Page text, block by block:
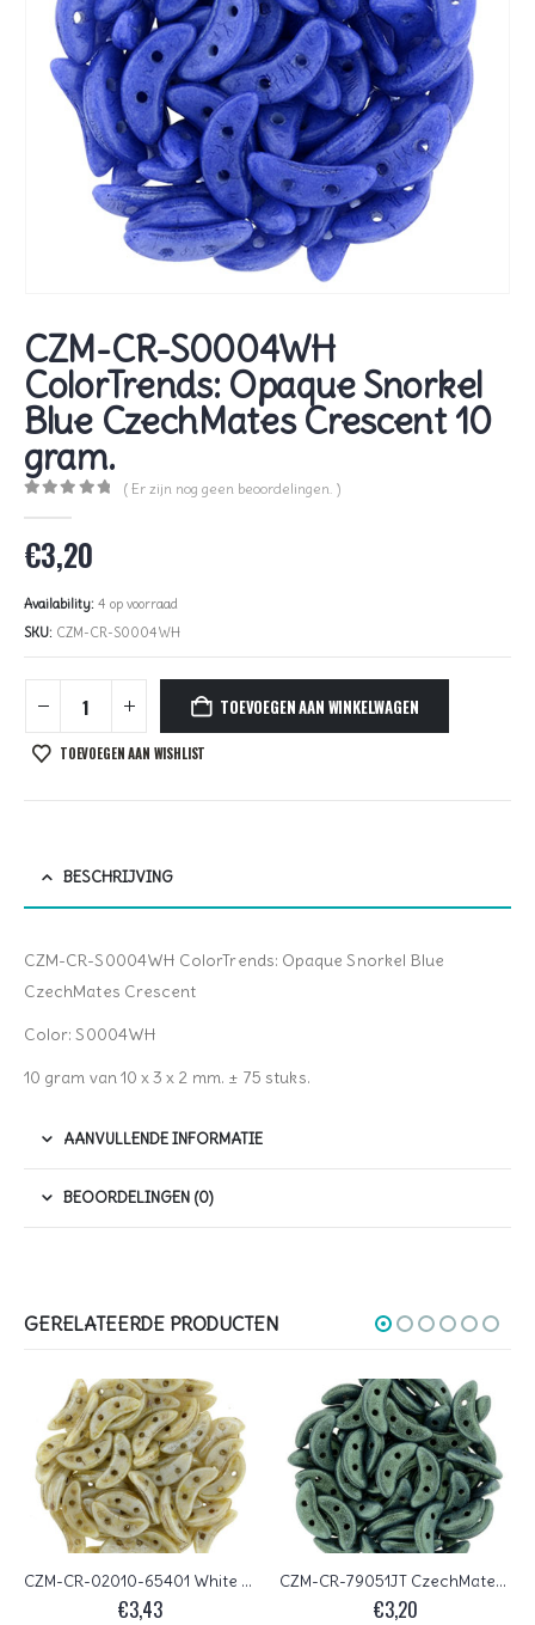
CZM-CR-S0004WH
ColorTrends: Opaque Snorkel
Blue CzechMates Crescent 10
gram.
( Er zijn nog geen beoordelingen. )
€3,20
Availability: 4 op voorraad
SKU: CZM-CR-S0004WH
TOEVOEGEN AAN WINKELWAGEN
TOEVOEGEN AAN WISHLIST
BESCHRIJVING
CZM-CR-S0004WH ColorTrends: Opaque Snorkel Blue
CzechMates Crescent
Color: S0004WH
10 gram van 10 x 3 x 2 mm. ± 75 stuks.
AANVULLENDE INFORMATIE
BEOORDELINGEN (0)
GERELATEERDE PRODUCTEN
CZM-CR-02010-65401 White Alabaster Honey Drizzle CzechMates 2-hole Crescent Beads, 1×3 mm
€3,43
CZM-CR-79051JT CzechMates Crescent Metallic Suede Lt. Green 10 gram.
€3,20